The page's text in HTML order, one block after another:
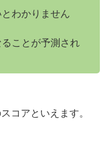
わかりません
ことが予測され
コアといえます。